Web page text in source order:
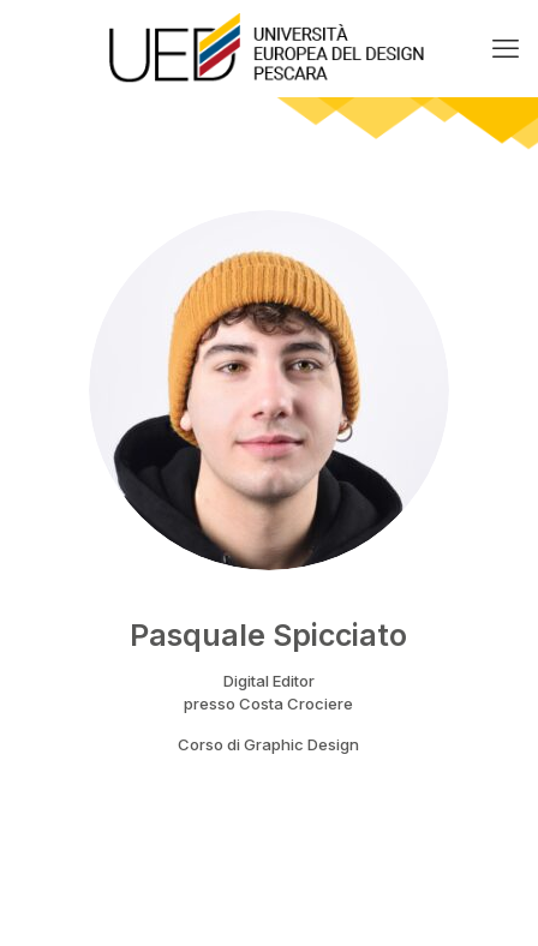
Pasquale Spicciato
Digital Editor
presso Costa Crociere
Corso di Graphic Design